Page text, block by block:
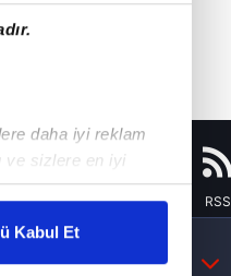
daha iyi reklam
ve sizlere en iyi
karşılamak
Kabul Et
Flipboard Youtube RSS
DAHA FAZLA